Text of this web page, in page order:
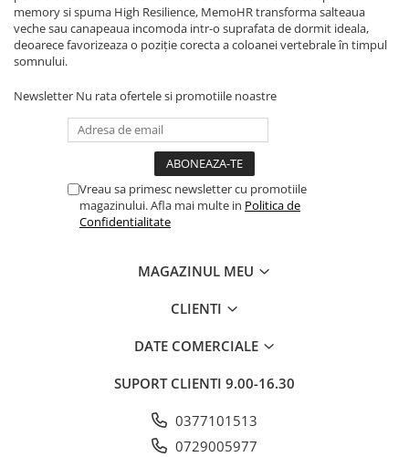
Top saltele 10 cm
Top saltele memory 5 cm
Saltele ieftine
Saltele cu plasa de arcuri
Scaune manager
Mobilier bucatarie
Mese bucatarie
Scaune pentru bucatarie
Mobila bucatarie
Seturi mese si scaune bucatarie
Mobila hol
Suporturi si rafturi pantofi
memory si spuma High Resilience, MemoHR transforma salteaua
veche sau canapeaua incomoda intr-o suprafata de dormit ideala,
deoarece favorizeaza o poziţie corecta a coloanei vertebrale în timpul
somnului.
Newsletter Nu rata ofertele si promotiile noastre
Vreau sa primesc newsletter cu promotiile
magazinului. Afla mai multe in Politica de
Confidentialitate
MAGAZINUL MEU
CLIENTI
DATE COMERCIALE
SUPORT CLIENTI 9.00-16.30
0377101513
0729005977